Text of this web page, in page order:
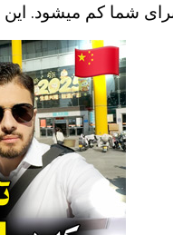
شما کم میشود.